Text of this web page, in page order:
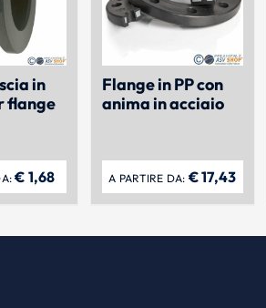
in
flange
€ 1,68
Flange in PP con
anima in acciaio
A PARTIRE DA: €17,43